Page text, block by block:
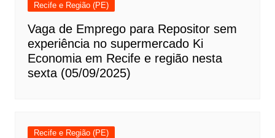
Recife e Região (PE)
Vaga de Emprego para Repositor sem
experiência no supermercado Ki
Economia em Recife e região nesta
sexta (05/09/2025)
Recife e Região (PE)